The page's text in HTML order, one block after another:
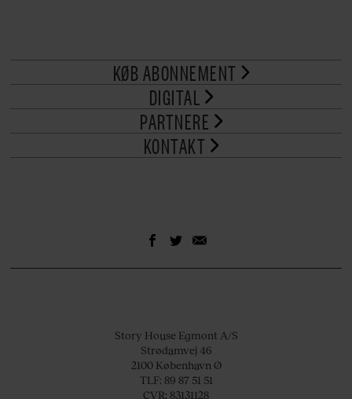
KØB ABONNEMENT
DIGITAL
PARTNERE
KONTAKT
Story House Egmont A/S
Strødamvej 46
2100 København Ø
TLF: 89 87 51 51
CVR: 83131128